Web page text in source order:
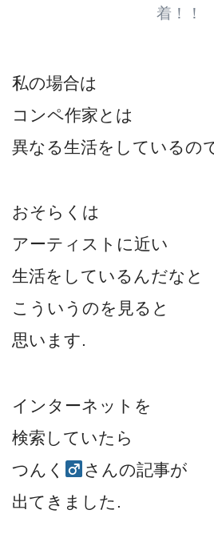
着！！
私の場合は
コンペ作家とは
異なる生活をしているの
おそらくは
アーティストに近い
生活をしているんだなと
こういうのを見ると
思います.
インターネットを
検索していたら
つんく
さんの記事が
出てきました.